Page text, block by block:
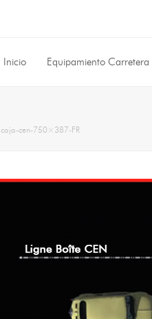
Inicio Equipamiento Carretera
caja-cen-750×387-FR